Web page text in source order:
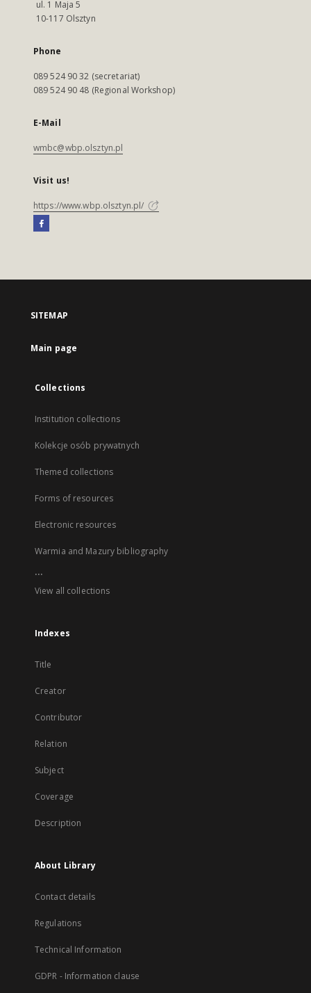
ul. 1 Maja 5
10-117 Olsztyn
Phone
089 524 90 32 (secretariat)
089 524 90 48 (Regional Workshop)
E-Mail
wmbc@wbp.olsztyn.pl
Visit us!
https://www.wbp.olsztyn.pl/
SITEMAP
Main page
Collections
Institution collections
Kolekcje osób prywatnych
Themed collections
Forms of resources
Electronic resources
Warmia and Mazury bibliography
...
View all collections
Indexes
Title
Creator
Contributor
Relation
Subject
Coverage
Description
About Library
Contact details
Regulations
Technical Information
GDPR - Information clause